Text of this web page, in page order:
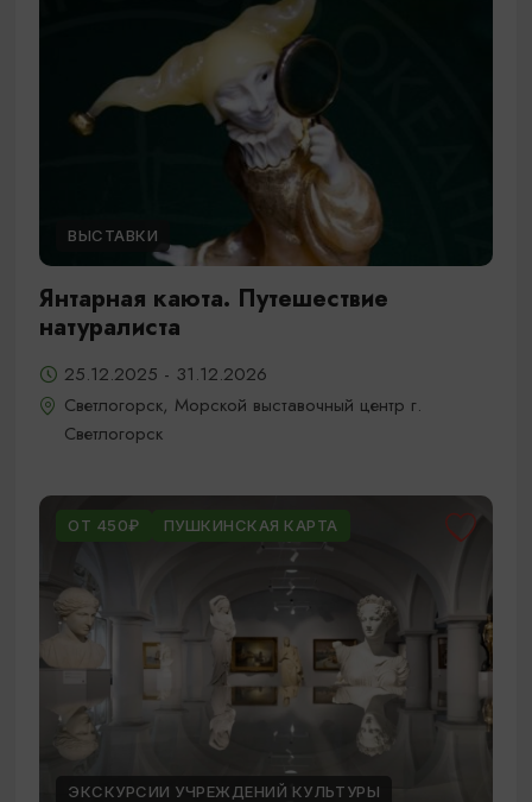
ВЫСТАВКИ
Янтарная каюта. Путешествие
натуралиста
25.12.2025 - 31.12.2026
Светлогорск, Морской выставочный центр г.
Светлогорск
ОТ 450₽ ПУШКИНСКАЯ КАРТА
ЭКСКУРСИИ УЧРЕЖДЕНИЙ КУЛЬТУРЫ